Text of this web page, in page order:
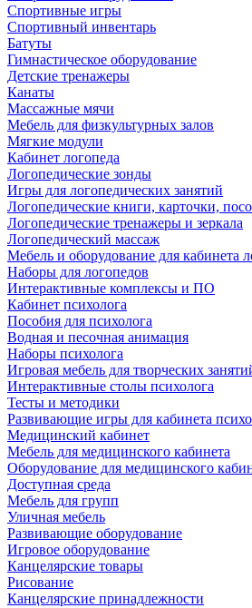
Спортивные игры
Спортивный инвентарь
Батуты
Гимнастическое оборудование
Детские тренажеры
Канаты
Массажные мячи
Мебель для физкультурных залов
Мягкие модули
Кабинет логопеда
Логопедические зонды
Игры для логопедических занятий
Логопедические книги, карточки,
Логопедические тренажеры и зеркала
Логопедический массаж
Мебель и оборудование для кабинета
Наборы для логопедов
Интерактивные комплексы и ПО
Кабинет психолога
Пособия для психолога
Водная и песочная анимация
Наборы психолога
Игровая мебель для творческих
Интерактивные столы психолога
Тесты и методики
Развивающие игры для кабинета
Медицинский кабинет
Мебель для медицинского кабинета
Оборудование для медицинского
Доступная среда
Мебель для групп
Уличная мебель
Развивающие оборудование
Игровое оборудование
Канцелярские товары
Рисование
Канцелярские принадлежности